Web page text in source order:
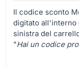
Il codice sconto
digitato all'interno
sinistra del
"Hai un codice